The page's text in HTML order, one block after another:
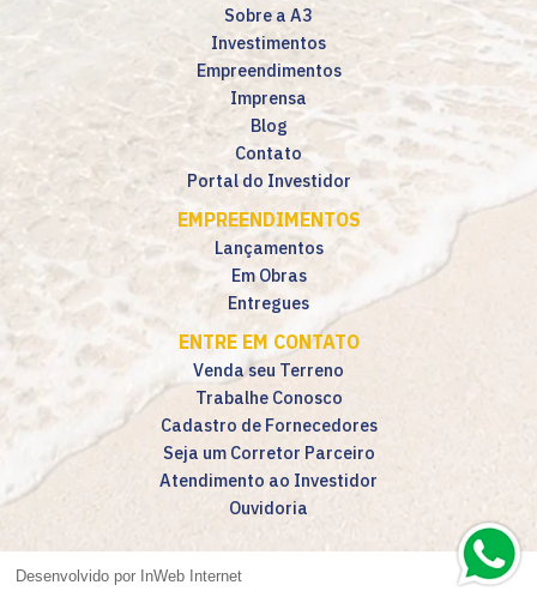
Sobre a A3
Investimentos
Empreendimentos
Imprensa
Blog
Contato
Portal do Investidor
EMPREENDIMENTOS
Lançamentos
Em Obras
Entregues
ENTRE EM CONTATO
Venda seu Terreno
Trabalhe Conosco
Cadastro de Fornecedores
Seja um Corretor Parceiro
Atendimento ao Investidor
Ouvidoria
Desenvolvido por InWeb Internet